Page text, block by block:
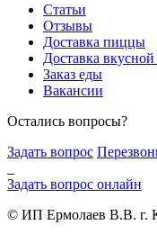
Статьи
Отзывы
Доставка пиццы
Доставка
Заказ еды
Вакансии
Остались вопросы?
Задать вопрос
Задать вопрос онлайн
© ИП Ермолаев В.В. г.